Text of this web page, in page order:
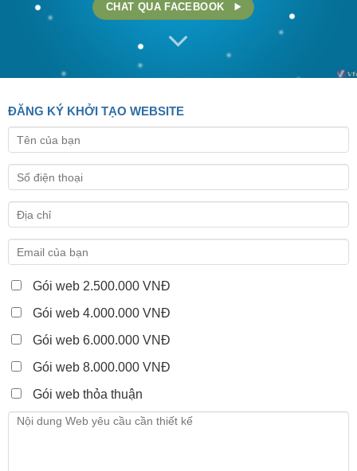
CHAT QUA FACEBOOK
ĐĂNG KÝ KHỞI TẠO WEBSITE
Gói web 2.500.000 VNĐ
Gói web 4.000.000 VNĐ
Gói web 6.000.000 VNĐ
Gói web 8.000.000 VNĐ
Gói web thỏa thuận